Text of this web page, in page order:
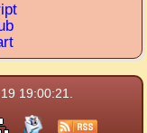
19:00:21.